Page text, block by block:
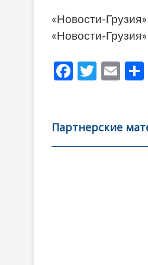
«Новости-
«Новости-
F
b
o
T
er
E
l
Партнерские